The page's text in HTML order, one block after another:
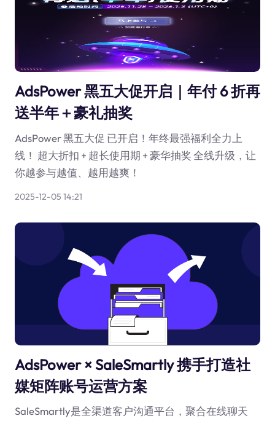
AdsPower 黑五大促开启｜年付 6 折再
送半年＋豪礼抽奖
AdsPower 黑五大促 已开启！年终最强福利全力上
线！ 超大折扣 + 超长使用期 + 豪华抽奖 全线升级，让
你越参与越值、越用越爽！
2025-12-05 14:21
AdsPower × SaleSmartly 携手打造社
媒矩阵账号运营方案
SaleSmartly是全渠道客户沟通平台，聚合在线聊天